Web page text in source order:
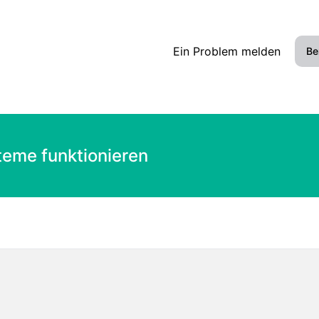
Ein Problem melden
funktionieren